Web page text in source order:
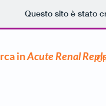
Questo sito è stato
inAcute Renal